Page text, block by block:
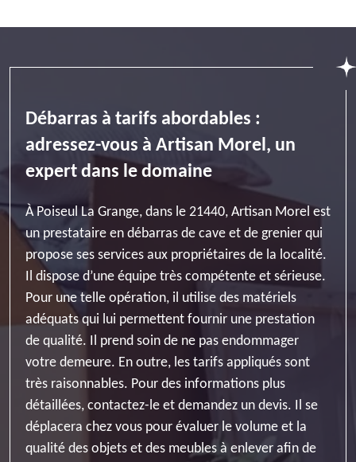
Débarras à tarifs abordables :
adressez-vous à Artisan Morel, un
expert dans le domaine
À Poiseul La Grange, dans le 21440, Artisan Morel est
un prestataire en débarras de cave et de grenier qui
propose ses services aux propriétaires de la localité.
Il dispose d’une équipe très compétente et sérieuse.
Pour une telle opération, il utilise des matériels
adéquats qui lui permettent fournir une prestation
de qualité. Il prend soin de ne pas endommager
votre demeure. En outre, les tarifs appliqués sont
très raisonnables. Pour des informations plus
détaillées, contactez-le et demandez un devis. Il se
déplacera chez vous pour évaluer le volume et la
qualité des objets et des meubles à enlever afin de